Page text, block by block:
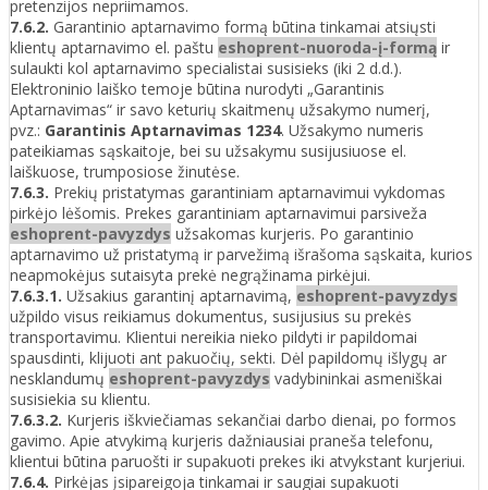
pretenzijos nepriimamos.
7.6.2. Garantinio aptarnavimo formą būtina tinkamai atsiųsti
klientų aptarnavimo el. paštu eshoprent-nuoroda-į-formą ir
sulaukti kol aptarnavimo specialistai susisieks (iki 2 d.d.).
Elektroninio laiško temoje būtina nurodyti „Garantinis
Aptarnavimas“ ir savo keturių skaitmenų užsakymo numerį,
pvz.: Garantinis Aptarnavimas 1234. Užsakymo numeris
pateikiamas sąskaitoje, bei su užsakymu susijusiuose el.
laiškuose, trumposiose žinutėse.
7.6.3. Prekių pristatymas garantiniam aptarnavimui vykdomas
pirkėjo lėšomis. Prekes garantiniam aptarnavimui parsiveža
eshoprent-pavyzdys užsakomas kurjeris. Po garantinio
aptarnavimo už pristatymą ir parvežimą išrašoma sąskaita, kurios
neapmokėjus sutaisyta prekė negrąžinama pirkėjui.
7.6.3.1. Užsakius garantinį aptarnavimą, eshoprent-pavyzdys
užpildo visus reikiamus dokumentus, susijusius su prekės
transportavimu. Klientui nereikia nieko pildyti ir papildomai
spausdinti, klijuoti ant pakuočių, sekti. Dėl papildomų išlygų ar
nesklandumų eshoprent-pavyzdys vadybininkai asmeniškai
susisiekia su klientu.
7.6.3.2. Kurjeris iškviečiamas sekančiai darbo dienai, po formos
gavimo. Apie atvykimą kurjeris dažniausiai praneša telefonu,
klientui būtina paruošti ir supakuoti prekes iki atvykstant kurjeriui.
7.6.4. Pirkėjas įsipareigoja tinkamai ir saugiai supakuoti